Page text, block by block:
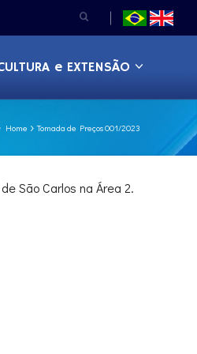
e EXTENSÃO
Home Tomada de Preços 001/2023
São Carlos na Área 2.